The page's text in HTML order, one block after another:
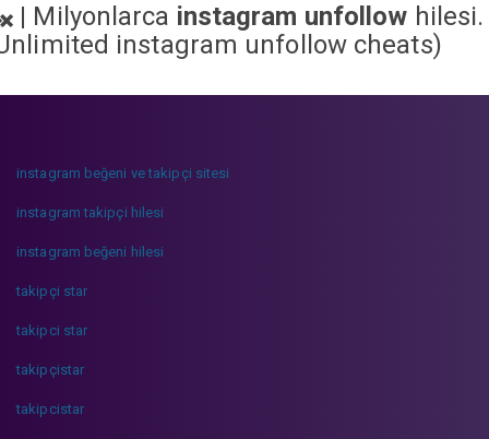
| Milyonlarca instagram unfollow hilesi.
instagram unfollow cheats)
instagram beğeni ve takipçi sitesi
instagram takipçi hilesi
instagram beğeni hilesi
takipçi star
takipci star
takipçistar
takipcistar